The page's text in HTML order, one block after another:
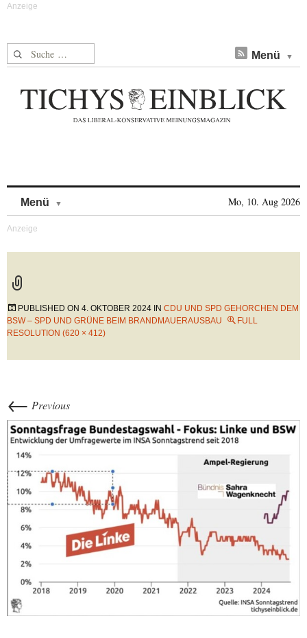
Suche nach: Menü
Menü Mo, 10. Aug 2026
PUBLISHED ON 4. OKTOBER 2024 IN CDU UND SPD GEHORCHEN DEM
BSW – SPD UND GRÜNE BEIM BRANDMAUERAUSBAU
FULL
RESOLUTION (620 × 412)
← Previous